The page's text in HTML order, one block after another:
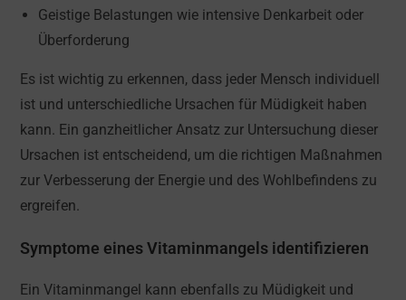
Geistige Belastungen wie intensive Denkarbeit oder
Überforderung
Es ist wichtig zu erkennen, dass jeder Mensch individuell
ist und unterschiedliche Ursachen für Müdigkeit haben
kann. Ein ganzheitlicher Ansatz zur Untersuchung dieser
Ursachen ist entscheidend, um die richtigen Maßnahmen
zur Verbesserung der Energie und des Wohlbefindens zu
ergreifen.
Symptome eines Vitaminmangels identifizieren
Ein Vitaminmangel kann ebenfalls zu Müdigkeit und